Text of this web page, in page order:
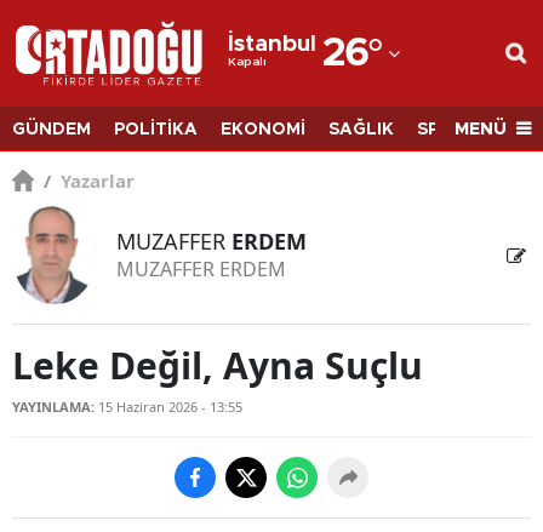
İstanbul
Kapalı 26°
Adana
Adıyaman
Amasya
Ankara
Antalya
Aydın
Balıkesir
GÜNDEM POLİTİKA EKONOMİ SAĞLIK SPORMENÜ
/ Yazarlar
MUZAFFER ERDEM
MUZAFFER ERDEM
Leke Değil, Ayna Suçlu
YAYINLAMA: 15 Haziran 2026 - 13:55